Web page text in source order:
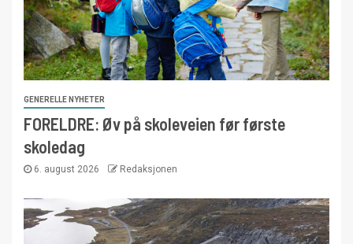
GENERELLE NYHETER
FORELDRE: Øv på skoleveien før første
skoledag
6. august 2026 Redaksjonen